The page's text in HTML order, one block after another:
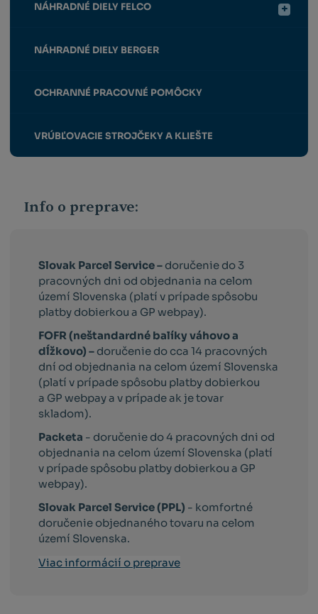
NÁHRADNÉ DIELY FELCO
NÁHRADNÉ DIELY BERGER
OCHRANNÉ PRACOVNÉ POMÔCKY
VRÚBĽOVACIE STROJČEKY A KLIEŠTE
Info o preprave:
Slovak Parcel Service – doručenie do 3
pracovných dni od objednania na celom
území Slovenska (platí v prípade spôsobu
platby dobierkou a GP webpay).
FOFR (neštandardné balíky váhovo a
dĺžkovo) – doručenie do cca 14 pracovných
dní od objednania na celom území Slovenska
(platí v prípade spôsobu platby dobierkou
a GP webpay a v prípade ak je tovar
skladom).
Packeta - doručenie do 4 pracovných dni od
objednania na celom území Slovenska (platí
v prípade spôsobu platby dobierkou a GP
webpay).
Slovak Parcel Service (PPL) - komfortné
doručenie objednaného tovaru na celom
území Slovenska.
Viac informácií o preprave